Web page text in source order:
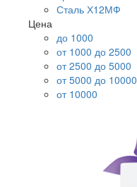
Сталь Х12МФ
Цена
до 1000
от 1000 до 2500
от 2500 до 5000
от 5000 до 10000
от 10000